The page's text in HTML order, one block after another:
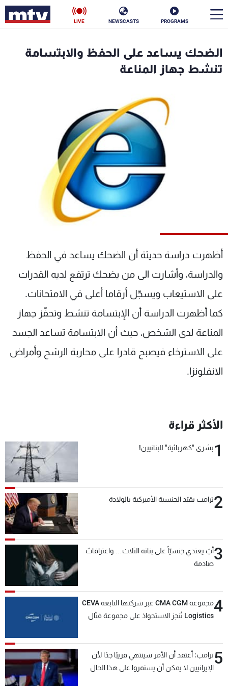
PROGRAMS
NEWSCASTS
LIVE
الضحك يساعد على الحفظ والابتسامة
تنشط جهاز المناعة
أظهرت دراسة حديثة أن الضحك يساعد في الحفظ
والدراسة، وأشارت الى من يضحك ترتفع لديه القدرات
على الاستيعاب ويسجّل أرقاما أعلى في الامتحانات.
كما أظهرت الدراسة أن الإبتسامة تنشط وتحفّز جهاز
المناعة لدى الشخص، حيث أن الابتسامة تساعد الجسد
على الاسترخاء فيصبح قادرا على محاربة الرشح وأمراض
الانفلونزا.
الأكثر قراءة
1بشرى "كهربائية" للبنانيين!
2ترامب يقيّد الجنسية الأميركية بالولادة
3أبٌ يعتدي جنسيّاً على بناته الثلاث… واعترافاتٌ
صادمة
4
مجموعة CMA CGM عبر شركتها التابعة CEVA
Logistics تُنجز الاستحواذ على مجموعة فتّال
5ترامب: أعتقد أن الأمر سينتهي قريبًا جدًا لأن
الإيرانيين لا يمكن أن يستمروا على هذا الحال
الأخبار
فن
رياضة
الترددات
الإنـتـاج
لاعلاناتكم
تواصل معنا
شروط الإسـتخدام
سياسة الخصوصية